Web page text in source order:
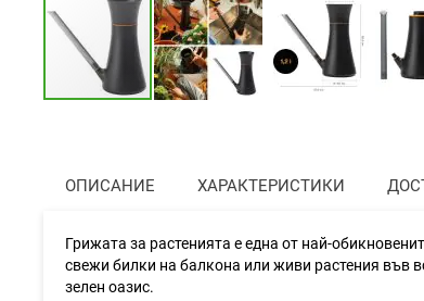
снимки
ОПИСАНИЕ
Грижата за растенията е една от най-
свежи билки на балкона или живи растения във
зелен оазис.
ХАРАКТЕРИСТИКИ